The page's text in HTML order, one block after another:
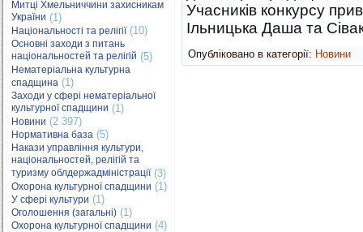
Митці Хмельниччини захисникам
України (1)
Національності та релігії(10)
Основні заходи з питань
національностей та релігій (5)
Нематеріальна культурна
спадщина (1)
Заходи у сфері нематеріальної
культурної спадщини (1)
Новини (2 397)
Нормативна база (5)
Накази управління культури,
національностей, релігій та
туризму облдержадміністрації(3)
Охорона культурної спадщини (1)
У сфері культури (1)
Оголошення (загальні) (1)
Охорона культурної спадщини (4)
Учасників конкурсу
Ільницька Даша та
Опубліковано в категорії: Новини